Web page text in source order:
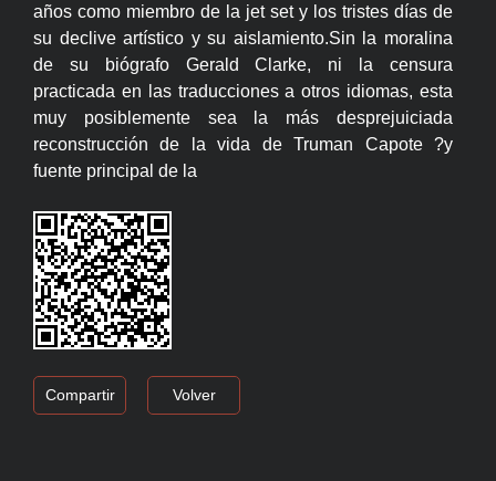
años como miembro de la jet set y los tristes días de
su declive artístico y su aislamiento.Sin la moralina
de su biógrafo Gerald Clarke, ni la censura
practicada en las traducciones a otros idiomas, esta
muy posiblemente sea la más desprejuiciada
reconstrucción de la vida de Truman Capote ?y
fuente principal de la
Compartir Volver